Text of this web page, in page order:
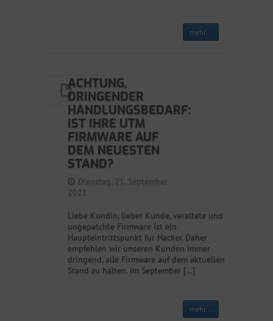
mehr...
ACHTUNG,
DRINGENDER
HANDLUNGSBEDARF:
IST IHRE UTM
FIRMWARE AUF
DEM NEUESTEN
STAND?
Dienstag, 21. September
2021
Liebe Kundin, lieber Kunde, veraltete und
ungepatchte Firmware ist ein
Haupteintrittspunkt für Hacker. Daher
empfehlen wir unseren Kunden immer
dringend, alle Firmware auf dem aktuellen
Stand zu halten. Im September […]
mehr...